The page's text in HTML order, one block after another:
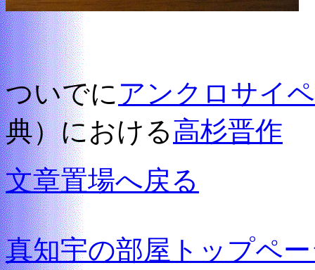
ついでにアンクロサイ
典）における高杉晋作
文章置場へ戻る
真知宇の部屋トップペ